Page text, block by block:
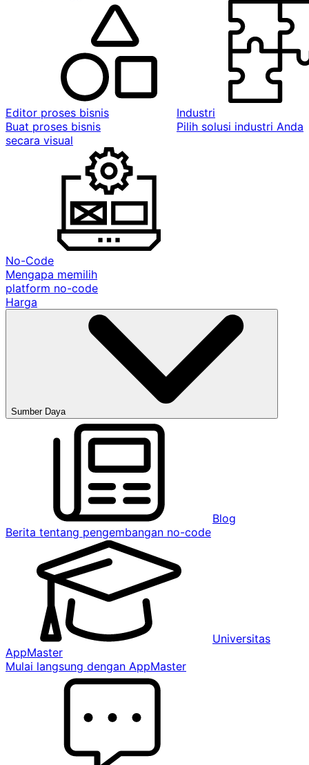
Editor proses bisnis
Buat proses bisnis
secara visual
Industri
Pilih solusi industri Anda
No-Code
Mengapa memilih
platform no-code
Harga
Sumber Daya
Blog
Berita tentang pengembangan no-code
Universitas
AppMaster
Mulai langsung dengan AppMaster